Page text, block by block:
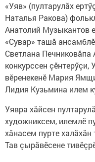
«Уяв» (пултарулăх
Наталья Ракова)
Анатолий Музыкантов
«Сувар» ташă
Светлана Печниковăпа
конкурссен
вӗренекенӗ Мария
Лидия Кузьмина илем
Уявра хăйсен
художниксем, илемлӗ
хăнасем пурте халăхăн
Тав çырăвӗсене